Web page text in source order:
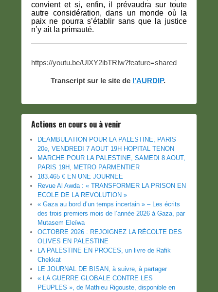
convient et si, enfin, il prévaudra sur toute
autre considération, dans un monde où la
paix ne pourra s’établir sans que la justice
n’y ait la primauté.
https://youtu.be/UlXY2ibTRIw?feature=shared
Transcript sur le site de l’AURDIP.
Actions en cours ou à venir
DEAMBULATION POUR LA PALESTINE, PARIS
20e, VENDREDI 7 AOUT 19H HOPITAL TENON
MARCHE POUR LA PALESTINE, SAMEDI 8 AOUT,
PARIS 19H, METRO PARMENTIER
183.465 € EN UNE JOURNEE
Revue Al Awda : « TRANSFORMER LA PRISON EN
ECOLE DE LA REVOLUTION »
« Gaza au bord d’un temps incertain » – Les écrits
des trois premiers mois de l’année 2026 à Gaza, par
Mutasem Eleïwa
OCTOBRE 2026 : REJOIGNEZ LA RÉCOLTE DES
OLIVES EN PALESTINE
LA PALESTINE EN PROCES, un livre de Rafik
Chekkat
LE JOURNAL DE BISAN, à suivre, à partager
« LA GUERRE GLOBALE CONTRE LES
PEUPLES », de Mathieu Rigouste, disponible en